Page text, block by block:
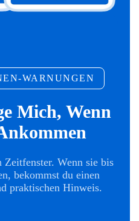
WARNUNGEN
Mich, Wenn
Wenn sie bis
bekommst du einen
praktischen Hinweis.